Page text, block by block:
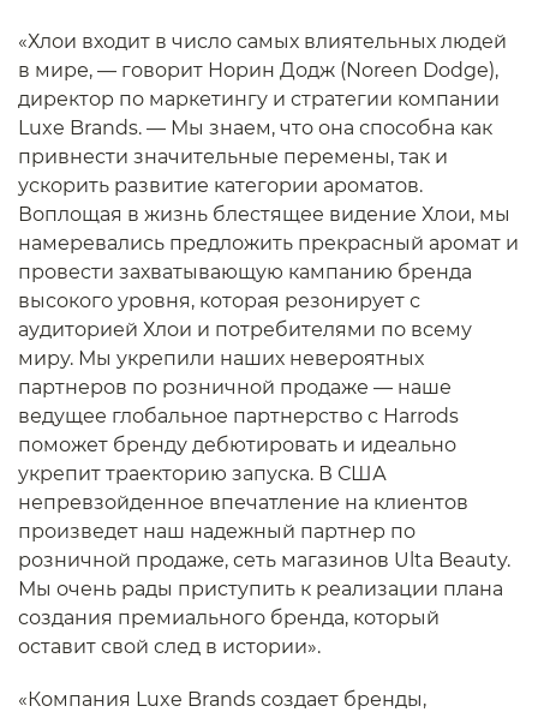
«Хлои входит в число самых влиятельных людей
в мире, — говорит Норин Додж (Noreen Dodge),
директор по маркетингу и стратегии компании
Luxe Brands. — Мы знаем, что она способна как
привнести значительные перемены, так и
ускорить развитие категории ароматов.
Воплощая в жизнь блестящее видение Хлои, мы
намеревались предложить прекрасный аромат и
провести захватывающую кампанию бренда
высокого уровня, которая резонирует с
аудиторией Хлои и потребителями по всему
миру. Мы укрепили наших невероятных
партнеров по розничной продаже — наше
ведущее глобальное партнерство с Harrods
поможет бренду дебютировать и идеально
укрепит траекторию запуска. В США
непревзойденное впечатление на клиентов
произведет наш надежный партнер по
розничной продаже, сеть магазинов Ulta Beauty.
Мы очень рады приступить к реализации плана
создания премиального бренда, который
оставит свой след в истории».
«Компания Luxe Brands создает бренды,